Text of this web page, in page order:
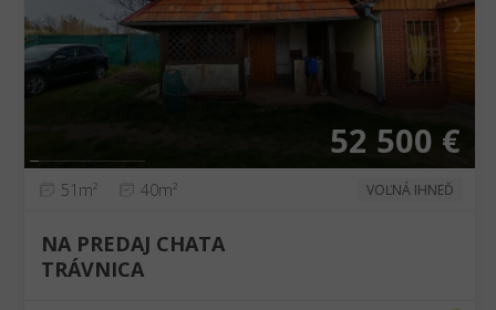
❮ ❯
52 500 €
51m² 40m² VOĽNÁ IHNEĎ
NA PREDAJ CHATA
TRÁVNICA